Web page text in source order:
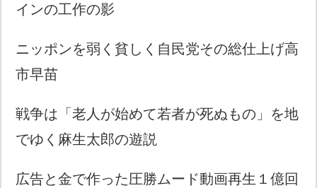
インの工作の影
ニッポンを弱く貧しく自民党その総仕上げ高
市早苗
戦争は「老人が始めて若者が死ぬもの」を地
でゆく麻生太郎の遊説
広告と金で作った圧勝ムード動画再生１億回